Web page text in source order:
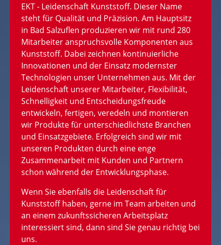
EKT - Leidenschaft Kunststoff. Dieser Name
steht für Qualität und Präzision. Am Hauptsitz
in Bad Salzuflen produzieren wir mit rund 280
Mitarbeiter anspruchsvolle Komponenten aus
Kunststoff. Dabei zeichnen kontinuierliche
Innovationen und der Einsatz modernster
Technologien unser Unternehmen aus. Mit der
Leidenschaft unserer Mitarbeiter, Flexibilität,
Schnelligkeit und Entscheidungsfreude
entwickeln, fertigen, veredeln und montieren
wir Produkte für unterschiedlichste Branchen
und Einsatzgebiete. Erfolgreich sind wir mit
unseren Produkten durch eine enge
Zusammenarbeit mit Kunden und Partnern
schon während der Entwicklungsphase.
Wenn Sie ebenfalls die Leidenschaft für
Kunststoff haben, gerne im Team arbeiten und
an einem zukunftssicheren Arbeitsplatz
interessiert sind, dann sind Sie genau richtig bei
uns.